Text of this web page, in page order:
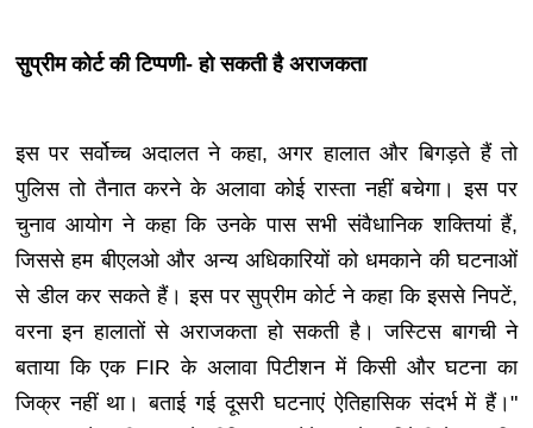
सुप्रीम कोर्ट की टिप्पणी- हो सकती है अराजकता
इस पर सर्वोच्च अदालत ने कहा, अगर हालात और बिगड़ते हैं तो
पुलिस तो तैनात करने के अलावा कोई रास्ता नहीं बचेगा। इस पर
चुनाव आयोग ने कहा कि उनके पास सभी संवैधानिक शक्तियां हैं,
जिससे हम बीएलओ और अन्य अधिकारियों को धमकाने की घटनाओं
से डील कर सकते हैं। इस पर सुप्रीम कोर्ट ने कहा कि इससे निपटें,
वरना इन हालातों से अराजकता हो सकती है। जस्टिस बागची ने
बताया कि एक FIR के अलावा पिटीशन में किसी और घटना का
जिक्र नहीं था। बताई गई दूसरी घटनाएं ऐतिहासिक संदर्भ में हैं।"